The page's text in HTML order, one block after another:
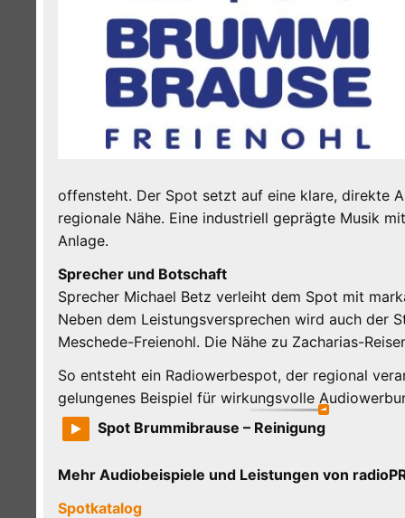
offensteht. Der Spot setzt auf eine klare, direkte
regionale Nähe. Eine industriell geprägte Musik
Anlage.
Sprecher und Botschaft
Sprecher Michael Betz verleiht dem Spot mit
Neben dem Leistungsversprechen wird auch der
Meschede-Freienohl. Die Nähe zu Zacharias-
So entsteht ein Radiowerbespot, der regional
gelungenes Beispiel für wirkungsvolle
Spot Brummibrause – Reinigung
Mehr Audiobeispiele und Leistungen von
Spotkatalog